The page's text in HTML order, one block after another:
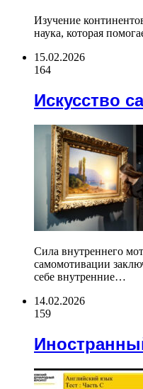
Изучение
наука, которая
15.02.2026
164
Искусство
Сила внутреннего
самомотивации
себе внутренние…
14.02.2026
159